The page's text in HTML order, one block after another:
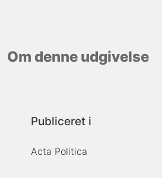
Om denne udgivelse
Publiceret i
Acta Politica